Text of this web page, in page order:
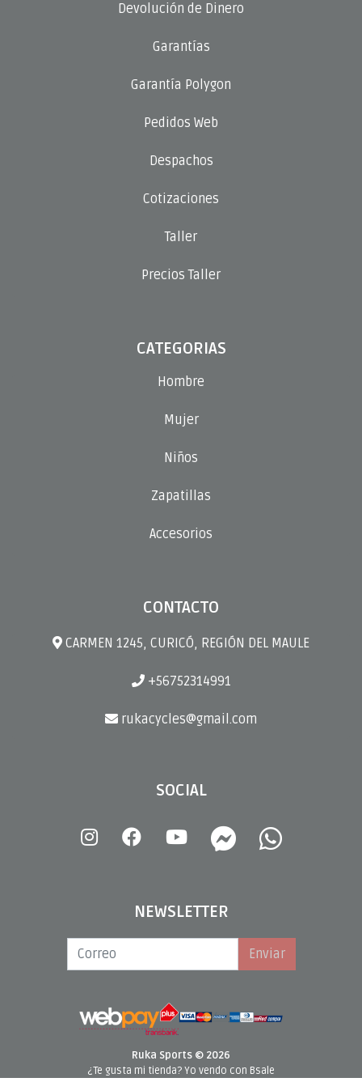
Devolución de Dinero
Garantías
Garantía Polygon
Pedidos Web
Despachos
Cotizaciones
Taller
Precios Taller
CATEGORIAS
Hombre
Mujer
Niños
Zapatillas
Accesorios
CONTACTO
CARMEN 1245, CURICÓ, REGIÓN DEL MAULE
+56752314991
rukacycles@gmail.com
SOCIAL
NEWSLETTER
Enviar
Ruka Sports © 2026
¿Te gusta mi tienda? Yo vendo con Bsale